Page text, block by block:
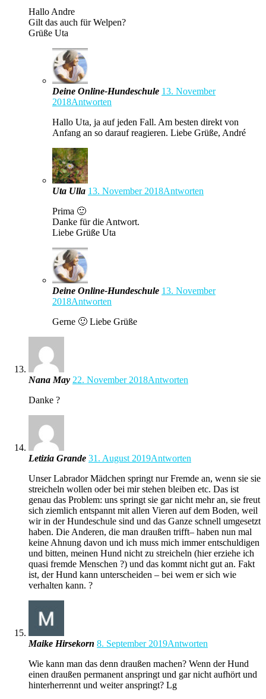
Hallo Andre
Gilt das auch für Welpen?
Grüße Uta
Deine Online-Hundeschule 13. November
2018Antworten
Hallo Uta, ja auf jeden Fall. Am besten direkt von
Anfang an so darauf reagieren. Liebe Grüße, André
Uta Ulla 13. November 2018Antworten
Prima 🙂
Danke für die Antwort.
Liebe Grüße Uta
Deine Online-Hundeschule 13. November
2018Antworten
Gerne 🙂 Liebe Grüße
Nana May 22. November 2018Antworten
Danke ?
Letizia Grande 31. August 2019Antworten
Unser Labrador Mädchen springt nur Fremde an, wenn sie sie
streicheln wollen oder bei mir stehen bleiben etc. Das ist
genau das Problem: uns springt sie gar nicht mehr an, sie freut
sich ziemlich entspannt mit allen Vieren auf dem Boden, weil
wir in der Hundeschule sind und das Ganze schnell umgesetzt
haben. Die Anderen, die man draußen trifft– haben nun mal
keine Ahnung davon und ich muss mich immer entschuldigen
und bitten, meinen Hund nicht zu streicheln (hier erziehe ich
quasi fremde Menschen ?) und das kommt nicht gut an. Fakt
ist, der Hund kann unterscheiden – bei wem er sich wie
verhalten kann. ?
Maike Hirsekorn 8. September 2019Antworten
Wie kann man das denn draußen machen? Wenn der Hund
einen draußen permanent anspringt und gar nicht aufhört und
hinterherrennt und weiter anspringt? Lg